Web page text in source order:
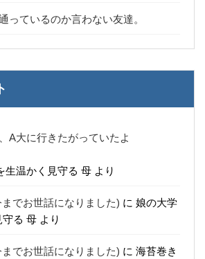
っているのか言わない友達。
A大に行きたがっていたよ
生温かく見守る 母 より
でお世話になりました) に 娘の大学
守る 母 より
でお世話になりました) に 海苔巻き